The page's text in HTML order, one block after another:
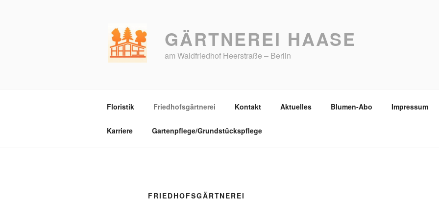
GÄRTNEREI HAASE
am Waldfriedhof Heerstraße – Berlin
Floristik Friedhofsgärtnerei Kontakt Aktuelles Blumen-Abo Impressum
Karriere Gartenpflege/Grundstückspflege
FRIEDHOFSGÄRTNEREI